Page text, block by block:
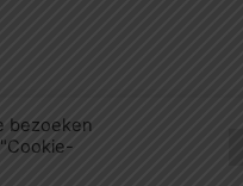
bezoeken